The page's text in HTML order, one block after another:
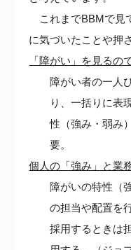
これまでBBMで見
に気づいたことや押
「障がい」を見るの
障がい者の一人
り、一括りに表
性（強み・弱み
要。
個人の「強み」と業
障がいの特性（
の担当や配置を
採用するときは